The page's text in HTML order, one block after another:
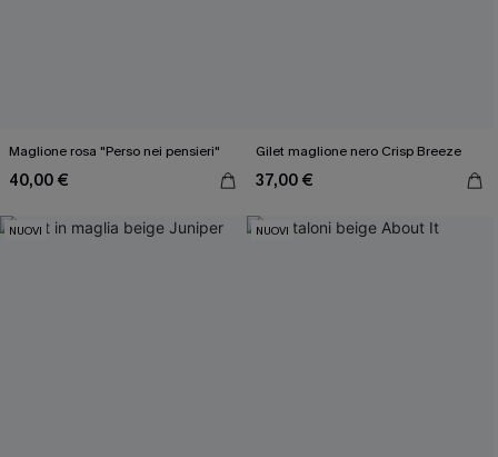
Maglione rosa "Perso nei pensieri"
40,00 €
Gilet maglione nero Crisp Breeze
37,00 €
NUOVI NUOVI